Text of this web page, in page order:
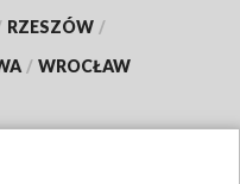
RZESZÓW /
/ WROCŁAW